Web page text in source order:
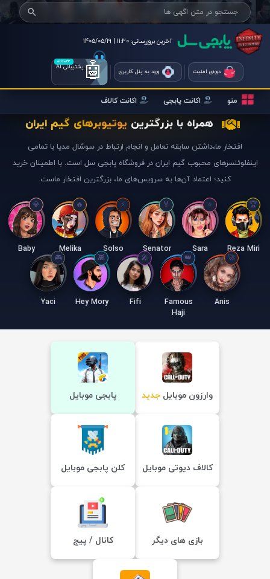
آخرین بروزرسانی: 11:30 | 1405/05/19
دوره‌ی امنیت ورود به پنل کاربری
۲۴ساعته 🤖 پشتیبانی AI
منو اکانت پابجی اکانت کالاف
همراه با بزرگترین یوتیوبرهای گیم ایران
افتخار ما،داشتن سابقه تعامل و انجام ارتباط در سوشال مدیا با تمامی
اینفلوئنسرهای محبوب گیم ایران در فروشگاه پابجی سل است. با اطمینان خرید
کنید؛ اعتماد آن‌ها به سرویس‌های ما، بزرگترین افتخار ماست.
Reza Miri
Sara
Senator
Solso
Melika
Baby
Anis
Famous
Haji
Fifi
Hey Mory
Yaci
وارزون موبایل جدید پابجی موبایل
کالاف دیوتی موبایل کلن پابجی موبایل
بازی های دیگر کانال / پیج